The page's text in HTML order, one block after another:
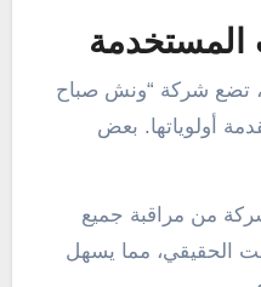
المستخدمة
تضع شركة “ونش صباح
أولوياتها. بعض
من مراقبة جميع
الحقيقي، مما يسهل